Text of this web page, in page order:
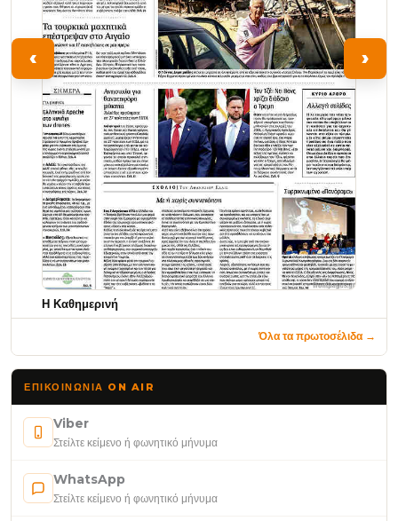
‹
Η Καθημερινή
›
Όλα τα πρωτοσέλιδα →
ΕΠΙΚΟΙΝΩΝΊΑ ON AIR
Viber
Στείλτε κείμενο ή φωνητικό μήνυμα
WhatsApp
Στείλτε κείμενο ή φωνητικό μήνυμα